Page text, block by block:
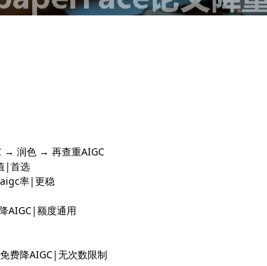
→ 润色 → 再查重AIGC
|首选
aigc率|更稳
AIGC|额度通用
费降AIGC|无次数限制